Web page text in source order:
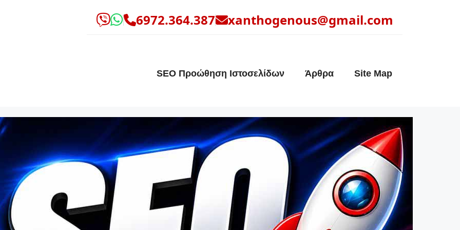
6972.364.387 xanthogenous@gmail.com
SEO Προώθηση Ιστοσελίδων Άρθρα Site Map